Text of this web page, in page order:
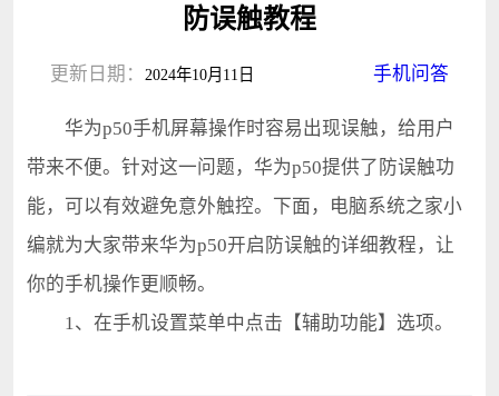
防误触教程
更新日期： 2024年10月11日 手机问答
华为p50手机屏幕操作时容易出现误触，给用户
带来不便。针对这一问题，华为p50提供了防误触功
能，可以有效避免意外触控。下面，电脑系统之家小
编就为大家带来华为p50开启防误触的详细教程，让
你的手机操作更顺畅。
1、在手机设置菜单中点击【辅助功能】选项。